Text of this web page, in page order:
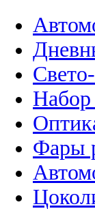
Набор
Фары